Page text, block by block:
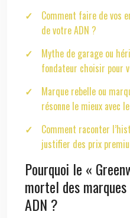
Comment faire de vos
de votre ADN ?
Mythe de garage ou
fondateur choisir pour
Marque rebelle ou
résonne le mieux avec
Comment raconter
justifier des prix
Pourquoi le «
mortel des
ADN ?